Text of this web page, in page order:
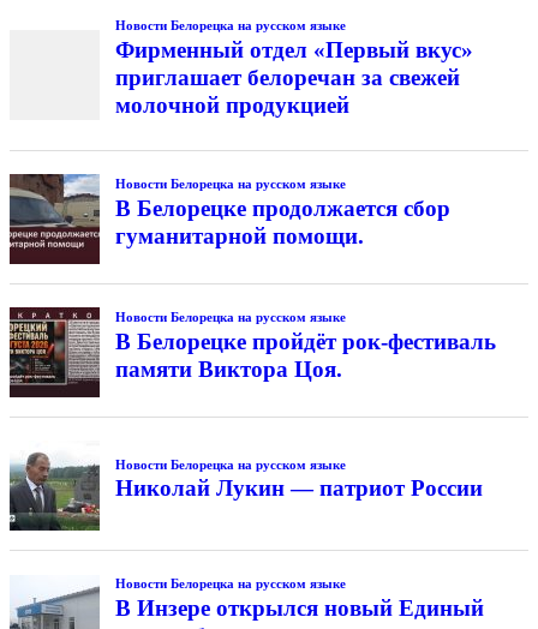
Новости Белорецка на русском языке
Фирменный отдел «Первый вкус»
приглашает белоречан за свежей
молочной продукцией
Новости Белорецка на русском языке
В Белорецке продолжается сбор
гуманитарной помощи.
Новости Белорецка на русском языке
В Белорецке пройдёт рок-фестиваль
памяти Виктора Цоя.
Новости Белорецка на русском языке
Николай Лукин — патриот России
Новости Белорецка на русском языке
В Инзере открылся новый Единый